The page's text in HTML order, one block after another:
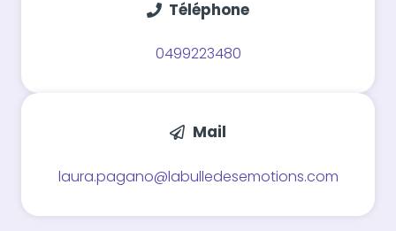
Téléphone
0499223480
Mail
laura.pagano@labulledesemotions.com